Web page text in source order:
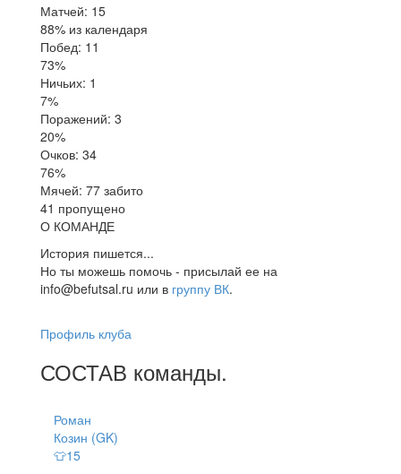
Матчей: 15
88% из календаря
Побед: 11
73%
Ничьих: 1
7%
Поражений: 3
20%
Очков: 34
76%
Мячей: 77 забито
41 пропущено
О КОМАНДЕ
История пишется...
Но ты можешь помочь - присылай ее на
info@befutsal.ru или в группу ВК.
Профиль клуба
СОСТАВ команды.
Роман
Козин (GK)
👕15